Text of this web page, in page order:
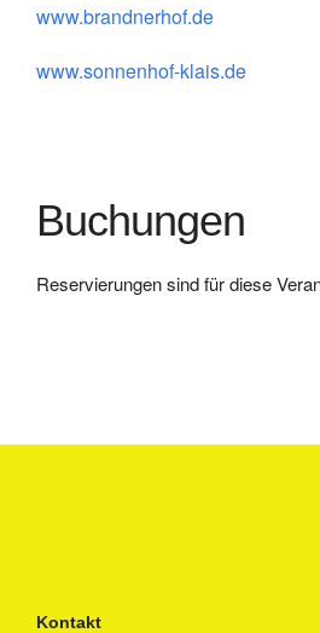
www.brandnerhof.de
www.sonnenhof-klais.de
Buchungen
Reservierungen sind für diese
Kontakt